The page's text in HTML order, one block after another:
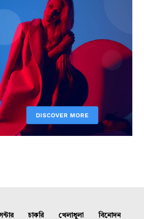
চাকরি খেলাধুলা বিনোদন